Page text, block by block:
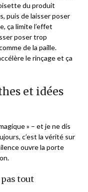
du produit
puis de laisser poser
ça limite l’effet
poser trop
de la paille.
le rinçage et ça
et idées
» – et je ne dis
c’est la vérité sur
ouvre la porte
tout